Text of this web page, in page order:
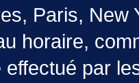
Paris, New
horaire,
effectué par